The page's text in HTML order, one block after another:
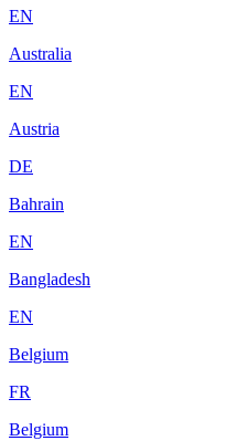
EN
Australia
EN
Austria
DE
Bahrain
EN
Bangladesh
EN
Belgium
FR
Belgium